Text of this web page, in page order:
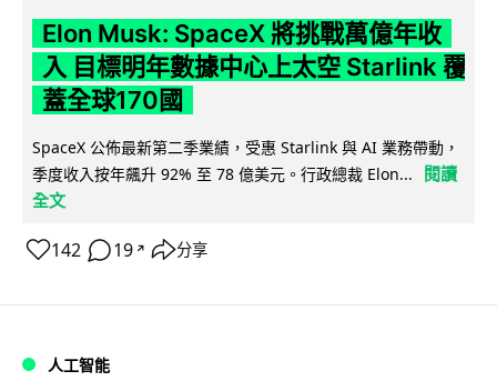
Elon Musk: SpaceX 將挑戰萬億年收
入 目標明年數據中心上太空 Starlink 覆
蓋全球170國
SpaceX 公佈最新第二季業績，受惠 Starlink 與 AI 業務帶動，
季度收入按年飆升 92% 至 78 億美元。行政總裁 Elon...
閱讀
全文
142 19 ↗ 分享
人工智能